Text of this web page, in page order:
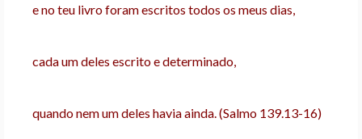
e no teu livro foram escritos todos os meus dias,
cada um deles escrito e determinado,
quando nem um deles havia ainda. (Salmo 139.13-16)